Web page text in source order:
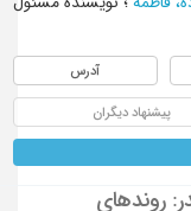
آدرس
پیشنهاد دیگران
روندهای